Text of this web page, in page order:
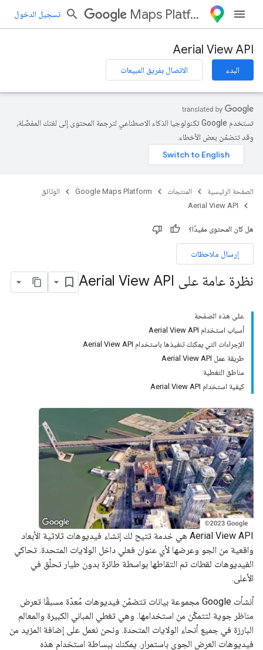
Maps Platform تسجيل الدخول
Aerial View API
البدء الاتصال بفريق المبيعات
تستخدم Google تكنولوجيا الذكاء الاصطناعي لترجمة المحتوى إلى لغتك المفضّلة،
وقد تتضمّن بعض الأخطاء.
الصفحة الرئيسية المنتجات Google Maps Platform
الوثائق
Aerial View API
هل كان المحتوى مفيدًا؟
إرسال ملاحظات
نظرة عامة على Aerial View API
على هذه الصفحة
أسباب استخدام Aerial View API
الإجراءات التي يمكنك تنفيذها باستخدام Aerial View API
طريقة عمل Aerial View API
مناطق التغطية
كيفية استخدام Aerial View API
‫Aerial View API هي خدمة تتيح لك إنشاء فيديوهات ثلاثية الأبعاد
واقعية من الجو وعرضها لأي عنوان فعلي داخل الولايات المتحدة. تحاكي
الفيديوهات لقطات تم التقاطها بواسطة طائرة بدون طيار تحلّق في
الأعلى.
أنشأت Google مجموعة بيانات تتضمّن فيديوهات مُعدّة مسبقًا تعرض
مناظر جوية لتتمكّن من استخدامها. وهي تغطي المباني الكبيرة والمعالم
البارزة في جميع أنحاء الولايات المتحدة. ونحن نعمل على إضافة المزيد من
فيديوهات العرض الجوي باستمرار. يمكنك ببساطة استخدام هذه